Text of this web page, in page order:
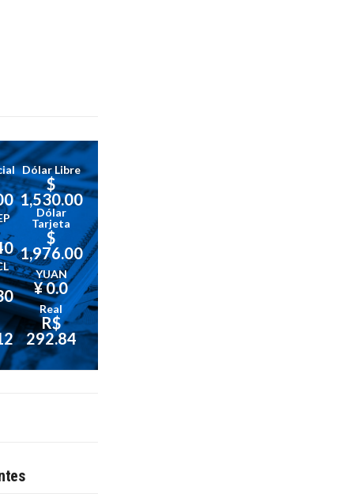
Dólar Libre
$
1,530.00
Dólar
Tarjeta
$
1,976.00
YUAN
¥ 0.0
Real
R$
292.84